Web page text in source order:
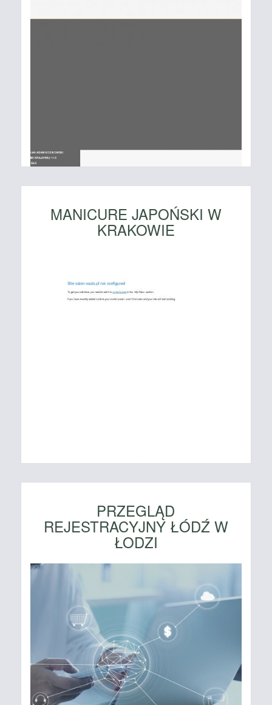
MANICURE JAPOŃSKI W
KRAKOWIE
PRZEGLĄD
REJESTRACYJNY ŁÓDŹ W
ŁODZI